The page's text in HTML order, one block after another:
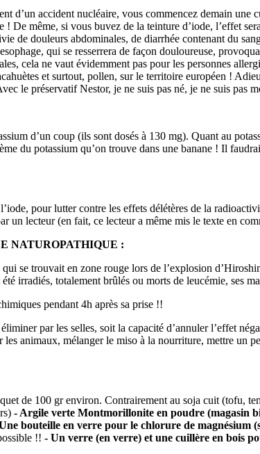
d’un accident nucléaire, vous commencez demain une
même, si vous buvez de la teinture d’iode, l’effet
de douleurs abdominales, de diarrhée contenant du
qui se resserrera de façon douloureuse,
cela ne vaut évidemment pas pour les personnes
et surtout, pollen, sur le territoire européen !
le préservatif Nestor, je ne suis pas né, je ne suis pas
d’un coup (ils sont dosés à 130 mg). Quant au
du potassium qu’on trouve dans une banane ! Il
pour lutter contre les effets délétères de la
un lecteur (en fait, ce lecteur a même mis le texte en
NATUROPATHIQUE :
se trouvait en zone rouge lors de l’explosion
irradiés, totalement brûlés ou morts de leucémie, ses
pendant 4h après sa prise !!
par les selles, soit la capacité d’annuler l’effet
animaux, mélanger le miso à la nourriture, mettre un
de 100 gr environ. Contrairement au soja cuit (tofu,
- Argile verte Montmorillonite en poudre (magasin
bouteille en verre pour le chlorure de magnésium
!! - Un verre (en verre) et une cuillère en bois